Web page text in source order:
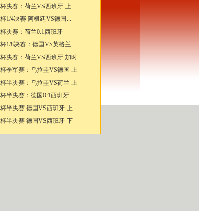
决赛：荷兰VS西班牙 上
1/4决赛 阿根廷VS德国...
决赛：荷兰0:1西班牙
1/8决赛：德国VS英格兰...
决赛：荷兰VS西班牙 加时...
季军赛：乌拉圭VS德国 上
半决赛：乌拉圭VS荷兰 上
半决赛：德国0:1西班牙
半决赛 德国VS西班牙 上
半决赛 德国VS西班牙 下